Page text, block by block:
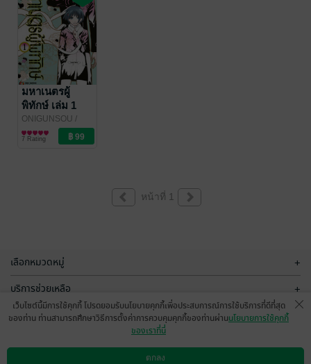
มหาเนตรผู้
พิทักษ์ เล่ม 1
ONIGUNSOU /
NED Comics
การ์ตูนทั่วไป
7 Rating
หน้าที่ 1
เลือกหมวดหมู่ +
บริการช่วยเหลือ +
เกี่ยวกับเรา
เว็บไซต์นี้มีการใช้คุกกี้ โปรดยอมรับนโยบายคุกกี้เพื่อประสบการณ์การใช้บริการที่ดีที่สุด
ของท่าน ท่านสามารถศึกษาวิธีการตั้งค่าการควบคุมคุกกี้ของท่านผ่านนโยบายการใช้คุกกี้
ของเราที่นี่
ตกลง